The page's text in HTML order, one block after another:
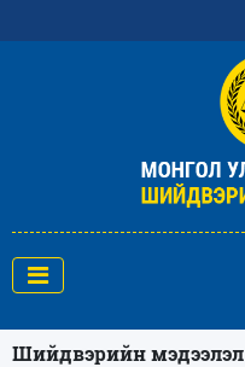
Шийдвэрийн мэдээлэл